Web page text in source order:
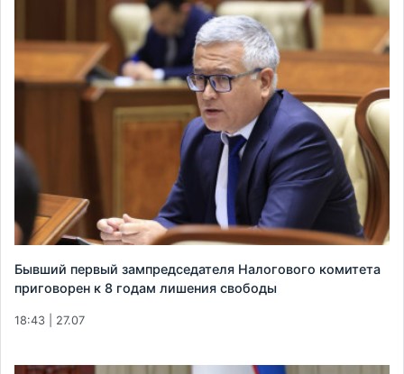
Бывший первый зампредседателя Налогового комитета
приговорен к 8 годам лишения свободы
18:43 | 27.07